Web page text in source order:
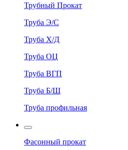
Трубный Прокат
Труба Э/С
Труба Х/Д
Труба ОЦ
Труба ВГП
Труба Б/Ш
Труба профильная
Фасонный прокат